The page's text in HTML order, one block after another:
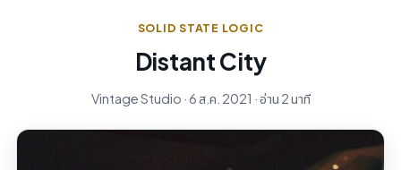
SOLID STATE LOGIC
Distant City
Vintage Studio · 6 ส.ค. 2021 · อ่าน 2 นาที